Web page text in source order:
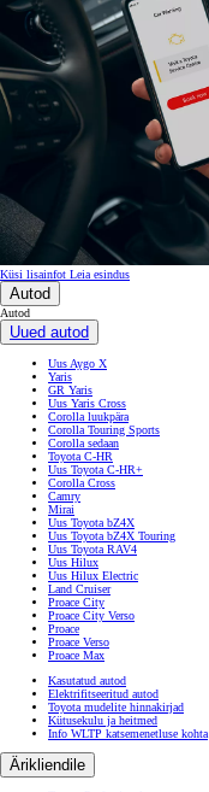
Küsi lisainfot Leia esindus
Autod
Autod
Uued autod
Uus Aygo X
Yaris
GR Yaris
Uus Yaris Cross
Corolla luukpära
Corolla Touring Sports
Corolla sedaan
Toyota C-HR
Uus Toyota C-HR+
Corolla Cross
Camry
Mirai
Uus Toyota bZ4X
Uus Toyota bZ4X Touring
Uus Toyota RAV4
Uus Hilux
Uus Hilux Electric
Land Cruiser
Proace City
Proace City Verso
Proace
Proace Verso
Proace Max
Kasutatud autod
Elektrifitseeritud autod
Toyota mudelite hinnakirjad
Kütusekulu ja heitmed
Info WLTP katsemenetluse kohta
Ärikliendile